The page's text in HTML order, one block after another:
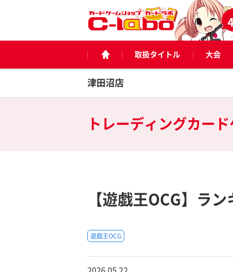
取扱タイトル 大会
津田沼店
トレーディングカー
【遊戯王OCG】ラ
遊戯王OCG